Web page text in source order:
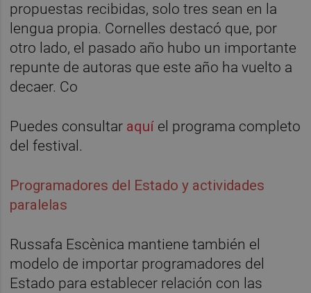
propuestas recibidas, solo tres sean en la
lengua propia. Cornelles destacó que, por
otro lado, el pasado año hubo un importante
repunte de autoras que este año ha vuelto a
decaer. Co
Puedes consultar aquí el programa completo
del festival.
Programadores del Estado y actividades
paralelas
Russafa Escènica mantiene también el
modelo de importar programadores del
Estado para establecer relación con las